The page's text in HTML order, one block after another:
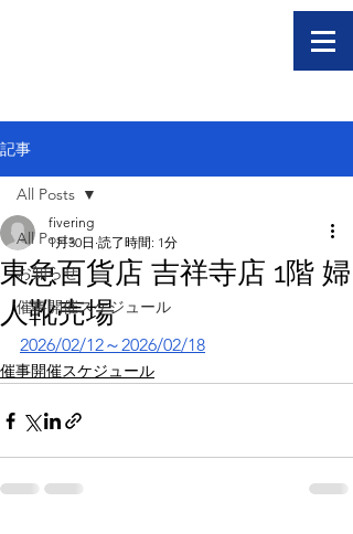
記事
All Posts
お知らせ
催事開催スケジュール
All Posts
東急百貨店 吉祥寺店 1階 婦
人靴売場
fivering
1月30日 読了時間: 1分
2026/02/12～2026/02/18
催事開催スケジュール